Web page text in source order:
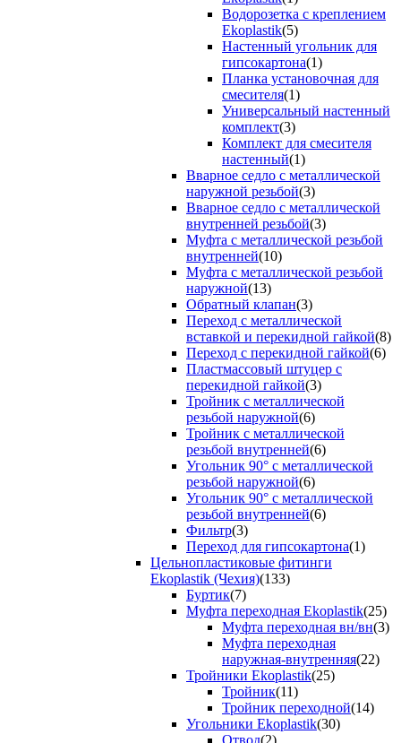
Водорозетка с креплением
Ekoplastik(5)
Настенный угольник для
гипсокартона(1)
Планка установочная для
смесителя(1)
Универсальный настенный
комплект(3)
Комплект для смесителя
настенный(1)
Вварное седло с металлической
наружной резьбой(3)
Вварное седло с металлической
внутренней резьбой(3)
Муфта с металлической резьбой
внутренней(10)
Муфта с металлической резьбой
наружной(13)
Обратный клапан(3)
Переход с металлической
вставкой и перекидной гайкой(8)
Переход с перекидной гайкой(6)
Пластмассовый штуцер с
перекидной гайкой(3)
Тройник с металлической
резьбой наружной(6)
Тройник с металлической
резьбой внутренней(6)
Угольник 90° с металлической
резьбой наружной(6)
Угольник 90° с металлической
резьбой внутренней(6)
Фильтр(3)
Переход для гипсокартона(1)
Цельнопластиковые фитинги
Ekoplastik (Чехия)(133)
Буртик(7)
Муфта переходная Ekoplastik(25)
Муфта переходная вн/вн(3)
Муфта переходная
наружная-внутренняя(22)
Тройники Ekoplastik(25)
Тройник(11)
Тройник переходной(14)
Угольники Ekoplastik(30)